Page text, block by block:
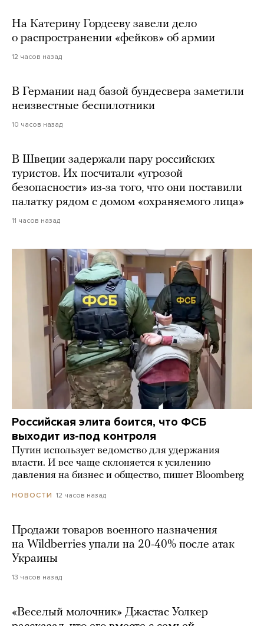
На Катерину Гордееву завели дело
о распространении «фейков» об армии
12 часов назад
В Германии над базой бундесвера заметили
неизвестные беспилотники
10 часов назад
В Швеции задержали пару российских
туристов. Их посчитали «угрозой
безопасности» из-за того, что они поставили
палатку рядом с домом «охраняемого лица»
11 часов назад
Российская элита боится, что ФСБ
выходит из-под контроля
Путин использует ведомство для удержания
власти. И все чаще склоняется к усилению
давления на бизнес и общество, пишет Bloomberg
НОВОСТИ 12 часов назад
Продажи товаров военного назначения
на Wildberries упали на 20-40% после атак
Украины
13 часов назад
«Веселый молочник» Джастас Уолкер